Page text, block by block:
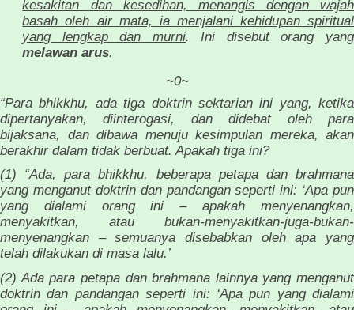
kesakitan dan kesedihan, menangis dengan wajah
basah oleh air mata, ia menjalani kehidupan spiritual
yang lengkap dan murni. Ini disebut orang yang
melawan arus.
~0~
“Para bhikkhu, ada tiga doktrin sektarian ini yang, ketika
dipertanyakan, diinterogasi, dan didebat oleh para
bijaksana, dan dibawa menuju kesimpulan mereka, akan
berakhir dalam tidak berbuat. Apakah tiga ini?
(1) “Ada, para bhikkhu, beberapa petapa dan brahmana
yang menganut doktrin dan pandangan seperti ini: ‘Apa pun
yang dialami orang ini – apakah menyenangkan,
menyakitkan, atau bukan-menyakitkan-juga-bukan-
menyenangkan – semuanya disebabkan oleh apa yang
telah dilakukan di masa lalu.’
(2) Ada para petapa dan brahmana lainnya yang menganut
doktrin dan pandangan seperti ini: ‘Apa pun yang dialami